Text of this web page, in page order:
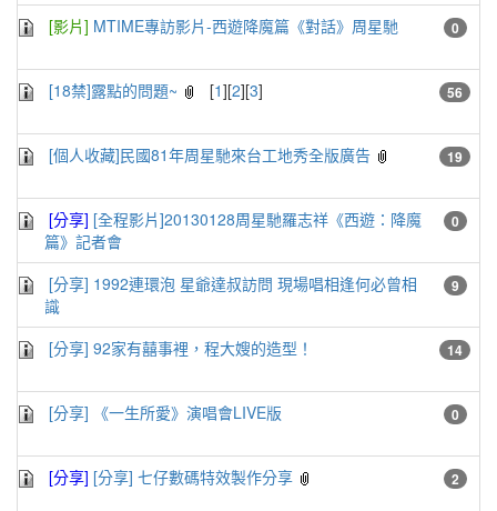
[影片] MTIME專訪影片-西遊降魔篇《對話》周星馳 0
[18禁]露點的問題~ [1][2][3] 56
[個人收藏]民國81年周星馳來台工地秀全版廣告 19
[分享] [全程影片]20130128周星馳羅志祥《西遊：降魔
篇》記者會
0
[分享] 1992連環泡 星爺達叔訪問 現場唱相逢何必曾相
識
9
[分享] 92家有囍事裡，程大嫂的造型！ 14
[分享] 《一生所愛》演唱會LIVE版 0
[分享] [分享] 七仔數碼特效製作分享 2